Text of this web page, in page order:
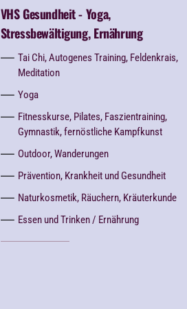
VHS Gesundheit - Yoga,
Stressbewältigung, Ernährung
Tai Chi, Autogenes Training, Feldenkrais,
Meditation
Yoga
Fitnesskurse, Pilates, Faszientraining,
Gymnastik, fernöstliche Kampfkunst
Outdoor, Wanderungen
Prävention, Krankheit und Gesundheit
Naturkosmetik, Räuchern, Kräuterkunde
Essen und Trinken / Ernährung